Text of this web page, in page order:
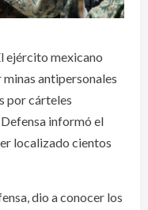
ejército mexicano
antipersonales
por cárteles
informó el
localizado cientos
dio a conocer los